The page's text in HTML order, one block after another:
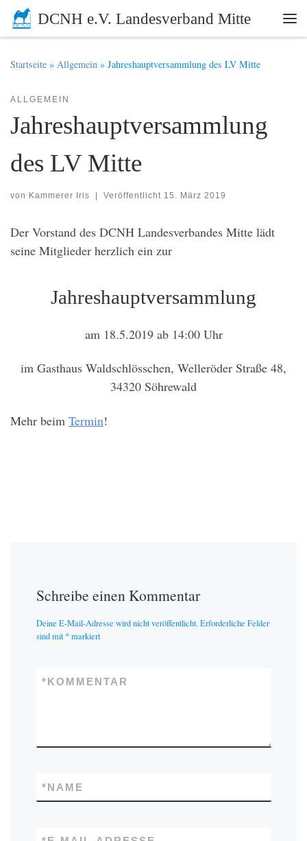
Zum Inhalt springen
DCNH e.V. Landesverband Mitte
Startseite » Allgemein » Jahreshauptversammlung des LV Mitte
ALLGEMEIN
Jahreshauptversammlung
des LV Mitte
von Kammerer Iris Veröffentlicht 15. März 2019
Der Vorstand des DCNH Landesverbandes Mitte lädt
seine Mitglieder herzlich ein zur
Jahreshauptversammlung
am 18.5.2019 ab 14:00 Uhr
im Gasthaus Waldschlösschen, Welleröder Straße 48,
34320 Söhrewald
Mehr beim Termin!
Schreibe einen Kommentar
Deine E-Mail-Adresse wird nicht veröffentlicht. Erforderliche Felder
sind mit*markiert
KOMMENTAR
*
NAME
*